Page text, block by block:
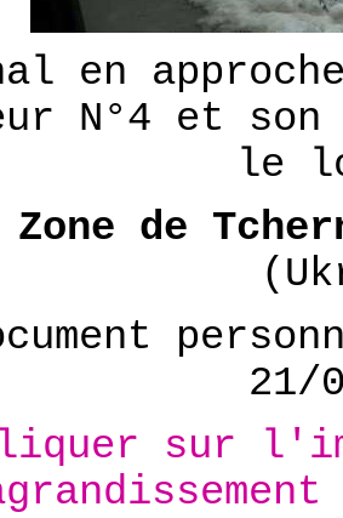
en
N°4 et
le
Zone de
21/
sur